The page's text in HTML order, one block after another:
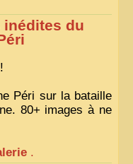
du
!
Péri sur la bataille
80+ images à ne
.